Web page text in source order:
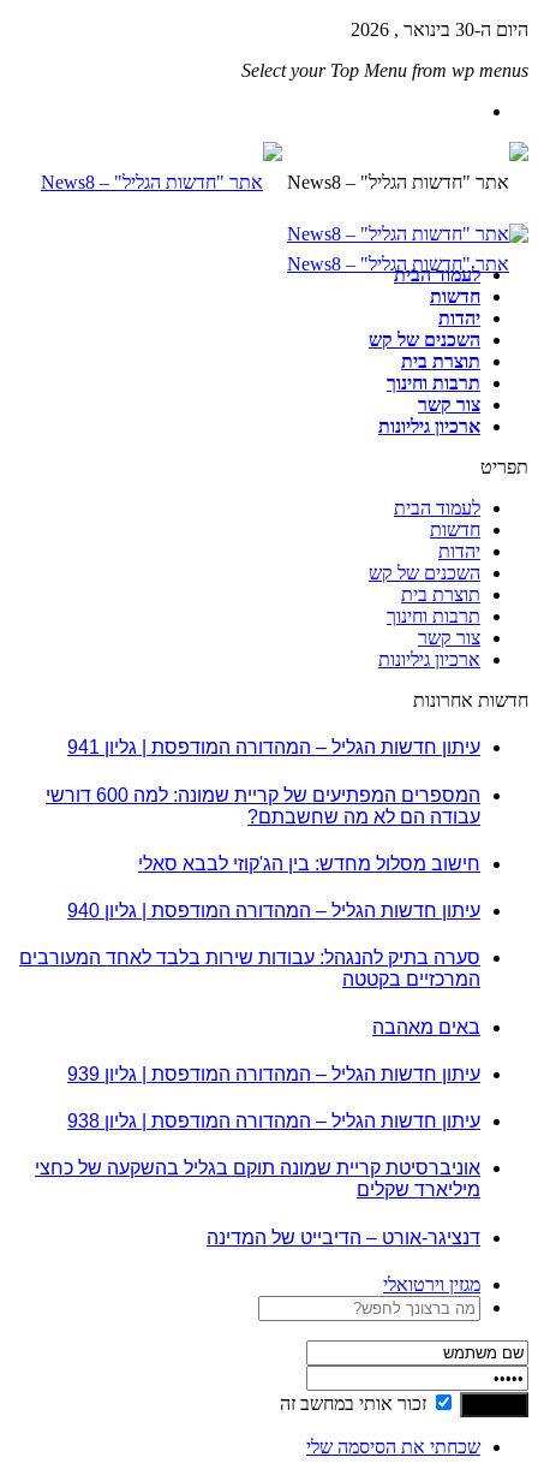
היום ה-30 בינואר , 2026
Select your Top Menu from wp menus
לעמוד הבית
חדשות
יהדות
השכנים של קש
תוצרת בית
תרבות וחינוך
צור קשר
ארכיון גיליונות
תפריט
לעמוד הבית
חדשות
יהדות
השכנים של קש
תוצרת בית
תרבות וחינוך
צור קשר
ארכיון גיליונות
חדשות אחרונות
עיתון חדשות הגליל – המהדורה המודפסת | גליון 941
המספרים המפתיעים של קריית שמונה: למה 600 דורשי
עבודה הם לא מה שחשבתם?
חישוב מסלול מחדש: בין הג'קוזי לבבא סאלי
עיתון חדשות הגליל – המהדורה המודפסת | גליון 940
סערה בתיק להנגהל: עבודות שירות בלבד לאחד המעורבים
המרכזיים בקטטה
באים מאהבה
עיתון חדשות הגליל – המהדורה המודפסת | גליון 939
עיתון חדשות הגליל – המהדורה המודפסת | גליון 938
אוניברסיטת קריית שמונה תוקם בגליל בהשקעה של כחצי
מיליארד שקלים
דנציגר-אורט – הדיבייט של המדינה
מגזין וירטואלי
זכור אותי במחשב זה
שכחתי את הסיסמה שלי